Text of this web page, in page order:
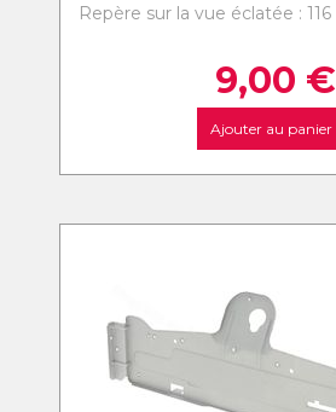
Repère sur la vue éclatée : 116
9,00 €
Ajouter au panier